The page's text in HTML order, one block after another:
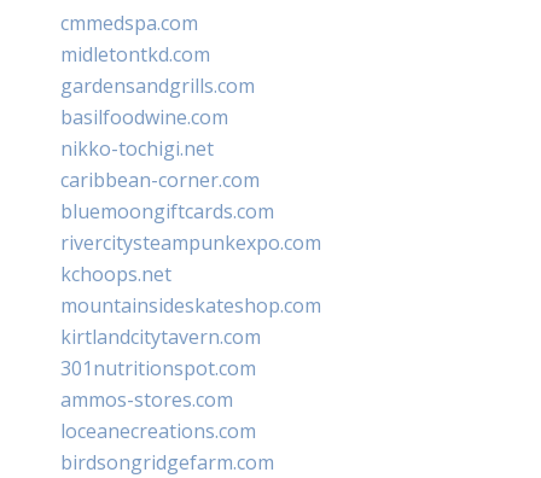
cmmedspa.com
midletontkd.com
gardensandgrills.com
basilfoodwine.com
nikko-tochigi.net
caribbean-corner.com
bluemoongiftcards.com
rivercitysteampunkexpo.com
kchoops.net
mountainsideskateshop.com
kirtlandcitytavern.com
301nutritionspot.com
ammos-stores.com
loceanecreations.com
birdsongridgefarm.com